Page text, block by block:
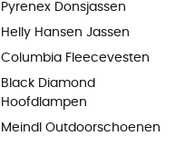
Pyrenex Donsjassen
Helly Hansen Jassen
Columbia Fleecevesten
Black Diamond
Hoofdlampen
Meindl Outdoorschoenen